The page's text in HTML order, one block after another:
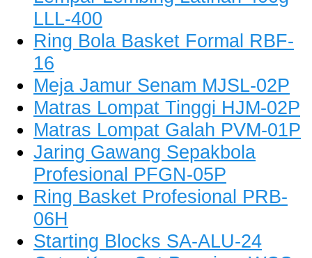
LLL-400
Ring Bola Basket Formal RBF-
16
Meja Jamur Senam MJSL-02P
Matras Lompat Tinggi HJM-02P
Matras Lompat Galah PVM-01P
Jaring Gawang Sepakbola
Profesional PFGN-05P
Ring Basket Profesional PRB-
06H
Starting Blocks SA-ALU-24